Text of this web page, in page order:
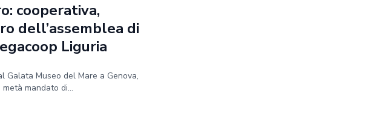
cooperativa,
dell’assemblea di
Liguria
Galata Museo del Mare a Genova,
mandato di...